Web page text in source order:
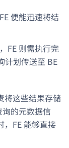
便能迅速将结
FE 则需执行完
计划传送至 BE
将这些结果存储
的元数据信
，FE 能够直接